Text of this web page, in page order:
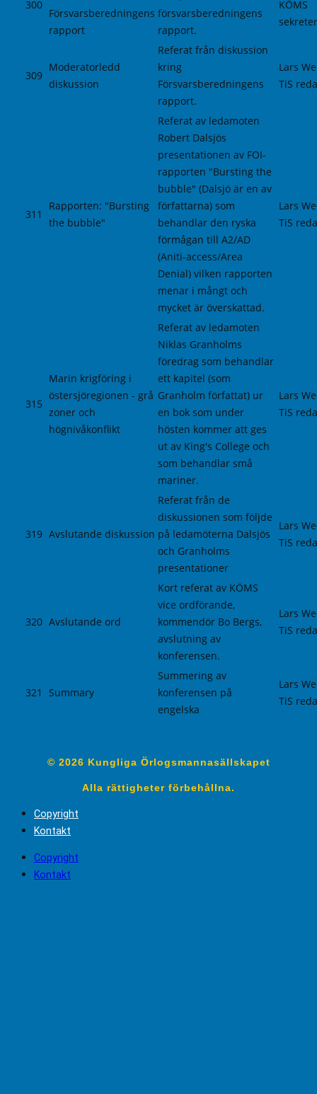
300
Försvarsberedningens
rapport
försvarsberedningens
rapport.
KÖMS
309
Moderatorledd
diskussion
Referat från diskussion
kring
Försvarsberedningens
rapport.
Lars
TiS
311
Rapporten: "Bursting
the bubble"
Referat av ledamoten
Robert Dalsjös
presentationen av FOI-
rapporten "Bursting the
bubble" (Dalsjö är en av
författarna) som
behandlar den ryska
förmågan till A2/AD
(Aniti-access/Area
Denial) vilken rapporten
menar i mångt och
mycket är överskattad.
Lars
TiS
315
Marin krigföring i
östersjöregionen - grå
zoner och
högnivåkonflikt
Referat av ledamoten
Niklas Granholms
föredrag som behandlar
ett kapitel (som
Granholm författat) ur
en bok som under
hösten kommer att ges
ut av King's College och
som behandlar små
mariner.
Lars
TiS
319 Avslutande diskussion
Referat från de
diskussionen som följde
på ledamöterna Dalsjös
och Granholms
presentationer
Lars
TiS
320 Avslutande ord
Kort referat av KÖMS
vice ordförande,
kommendör Bo Bergs,
avslutning av
konferensen.
Lars
TiS
321 Summary
Summering av
konferensen på
engelska
Lars
TiS
© 2026 Kungliga Örlogsmannasällskapet
Alla rättigheter förbehållna.
Copyright
Kontakt
Copyright
Kontakt